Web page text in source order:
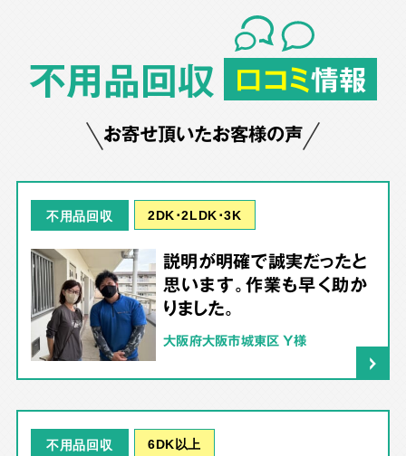
不用品回収 口コミ情報
お寄せ頂いたお客様の声
不用品回収 2DK･2LDK･3K
説明が明確で誠実だったと
思います。作業も早く助か
りました。
大阪府大阪市城東区 Y様
不用品回収 6DK以上